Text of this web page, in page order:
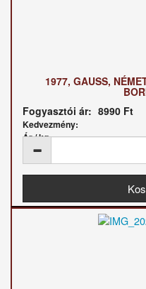
1977, GAUSS,
Fogyasztói ár: 8990 Ft
Kedvezmény:
Ár / kg: